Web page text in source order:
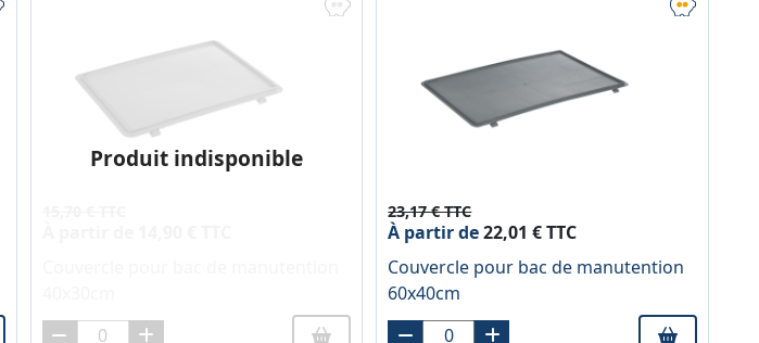
Produit indisponible
23,17 € TTC
À partir de22,01 € TTC
Couvercle pour bac de manutention
60x40cm